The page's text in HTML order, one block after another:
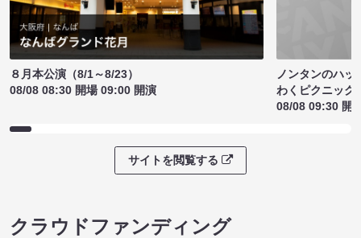
８月本公演（8/1～8/23）
08/08 08:30 開場 09:00 開演
ノンタンのハッ
わくピクニック
08/08 09:30 開
サイトを閲覧する
クラウドファンディング